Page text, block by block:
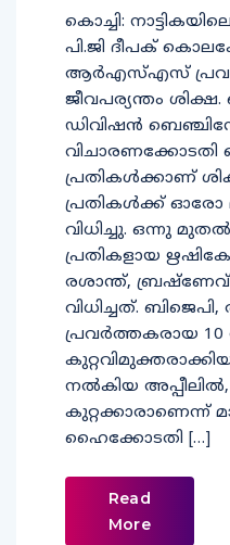
കൊച്ചി:
പി.ജി ദീപക്
ആര്‍എസ്എസ്
ജീവപര്യന്തം
ഡിവിഷന്‍
വിചാരണക്കോടതി
പ്രതികള്‍ക്കാണ്
പ്രതികള്‍ക്ക് ഓരോ
വിധിച്ചു. ഒന്നു
പ്രതികളായ
രശാന്ത്, ബ്രഷ്ണേവ്
വിധിച്ചത്.
പ്രവര്‍ത്തകരായ 10
നല്‍കിയ
കുറ്റക്കാരാണെന്ന്
ഹൈക്കോടതി […]
Read
More